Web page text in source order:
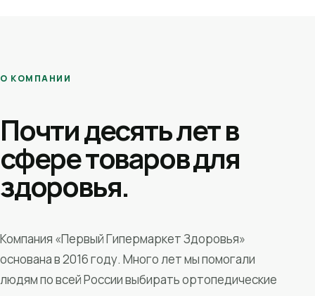
О КОМПАНИИ
Почти десять лет в
сфере товаров для
здоровья.
Компания «Первый Гипермаркет Здоровья»
основана в 2016 году. Много лет мы помогали
людям по всей России выбирать ортопедические